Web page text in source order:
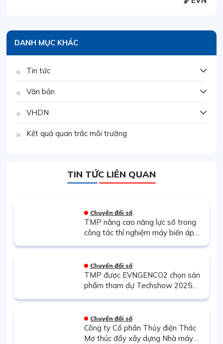
DANH MỤC KHÁC
Tin tức
Văn bản
VHDN
Kết quả quan trắc môi trường
TIN TỨC LIÊN QUAN
Chuyển đổi số
TMP nâng cao năng lực số trong
công tác thí nghiệm máy biến áp
Chuyển đổi số
TMP được EVNGENCO2 chọn sản
phẩm tham dự Techshow 2025
điệnChuyển đổi số
Công ty Cổ phần Thủy điện Thác
Mơ thúc đẩy xây dựng Nhà máy